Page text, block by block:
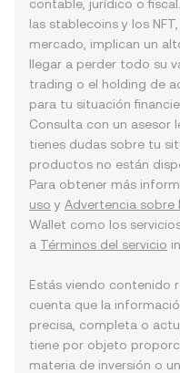
contable, jurídico o
las stablecoins y los
mercado, implican un
llegar a perder todo su
trading o el holding de
para tu situación
Consulta con un asesor
tienes dudas sobre tu
productos no están
Para obtener más
uso y Advertencia sobre
Wallet como los
a Términos del servicio
Estás viendo contenido
cuenta que la
precisa, completa o
tiene por objeto
materia de inversión o